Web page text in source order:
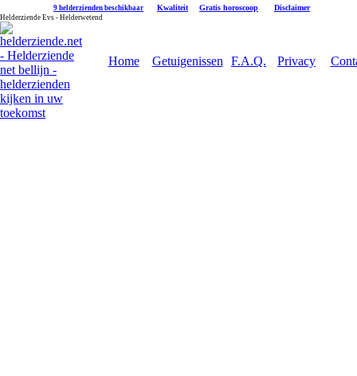
9 helderzienden beschikbaar Kwaliteit Gratis horoscoop Disclaimer
Helderziende Evs - Helderwetend
Home Getuigenissen F.A.Q. Privacy